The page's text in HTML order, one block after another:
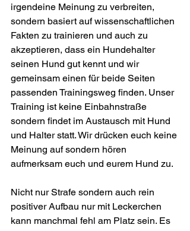
irgendeine Meinung zu verbreiten,
sondern basiert auf wissenschaftlichen
Fakten zu trainieren und auch zu
akzeptieren, dass ein Hundehalter
seinen Hund gut kennt und wir
gemeinsam einen für beide Seiten
passenden Trainingsweg finden. Unser
Training ist keine Einbahnstraße
sondern findet im Austausch mit Hund
und Halter statt. Wir drücken euch keine
Meinung auf sondern hören
aufmerksam euch und eurem Hund zu.
Nicht nur Strafe sondern auch rein
positiver Aufbau nur mit Leckerchen
kann manchmal fehl am Platz sein. Es